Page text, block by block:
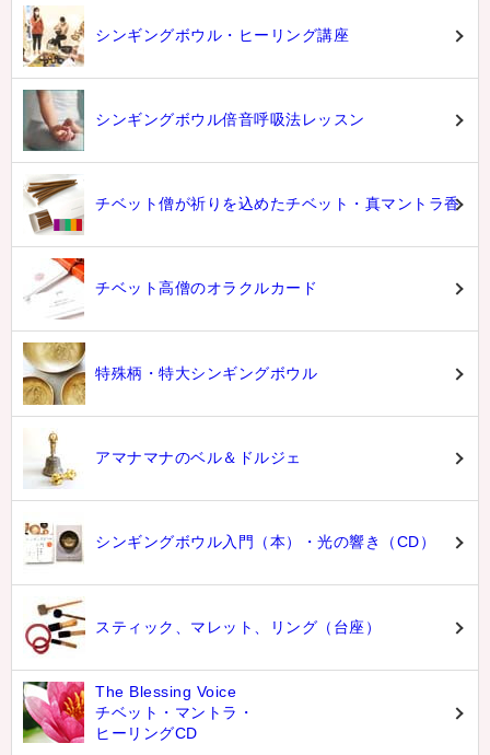
シンギングボウル・ヒーリング講座
シンギングボウル倍音呼吸法レッスン
チベット僧が祈りを込めたチベット・真マントラ香
チベット高僧のオラクルカード
特殊柄・特大シンギングボウル
アマナマナのベル＆ドルジェ
シンギングボウル入門（本）・光の響き（CD）
スティック、マレット、リング（台座）
The Blessing Voice
チベット・マントラ・
ヒーリングCD